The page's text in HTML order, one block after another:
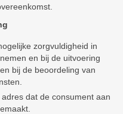
zorgvuldigheid in
en bij de uitvoering
bij de beoordeling van
dat de consument aan